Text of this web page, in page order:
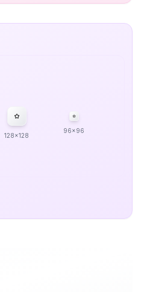
128x128
96x96